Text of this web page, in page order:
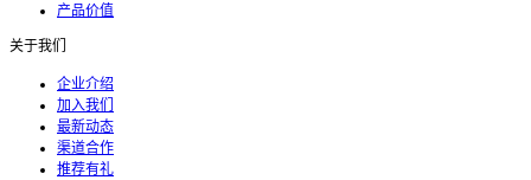
产品价值
关于我们
企业介绍
加入我们
最新动态
渠道合作
推荐有礼